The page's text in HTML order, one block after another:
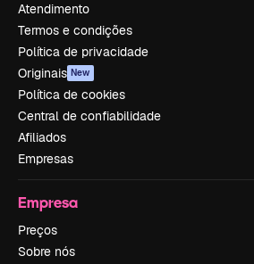
Atendimento
Termos e condições
Política de privacidade
Originais New
Política de cookies
Central de confiabilidade
Afiliados
Empresas
Empresa
Preços
Sobre nós